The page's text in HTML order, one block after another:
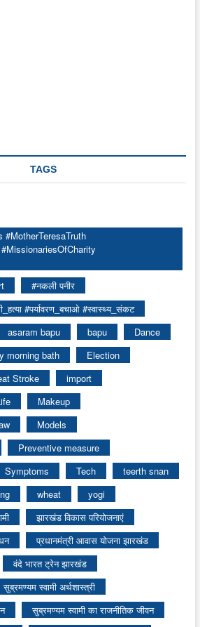
TAGS
#नकली पनीर
#पर्यावरण_बचाओ #स्वास्थ्य_संकट
asaram bapu bapu
Dance
morning bath
Election
Stroke
import
Makeup
Models
Preventive measure
Symptoms Tech
teerth snan
wheat
yogi
झारखंड विकास परियोजनाएं
प्रधानमंत्री आवास योजना झारखंड
वंदे भारत ट्रेन झारखंड
सुब्रमण्यम स्वामी अर्थशास्त्री
सुब्रमण्यम स्वामी का राजनीतिक जीवन